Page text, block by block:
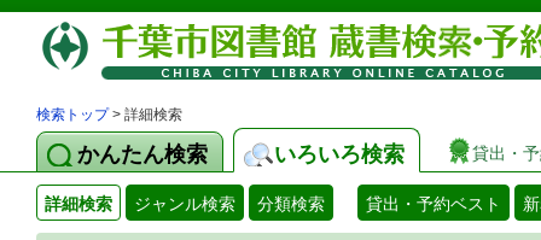
検索トップ> 詳細検索
かんたん検索 いろいろ検索 貸出・
詳細検索 ジャンル検索 分類検索 貸出・予約ベスト